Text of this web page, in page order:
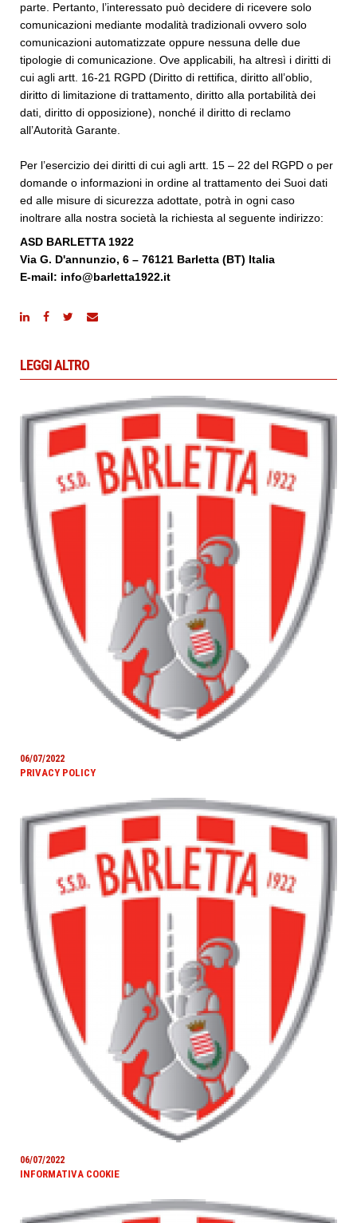
parte. Pertanto, l’interessato può decidere di ricevere solo
comunicazioni mediante modalità tradizionali ovvero solo
comunicazioni automatizzate oppure nessuna delle due
tipologie di comunicazione. Ove applicabili, ha altresì i diritti di
cui agli artt. 16-21 RGPD (Diritto di rettifica, diritto all’oblio,
diritto di limitazione di trattamento, diritto alla portabilità dei
dati, diritto di opposizione), nonché il diritto di reclamo
all’Autorità Garante.
Per l’esercizio dei diritti di cui agli artt. 15 – 22 del RGPD o per
domande o informazioni in ordine al trattamento dei Suoi dati
ed alle misure di sicurezza adottate, potrà in ogni caso
inoltrare alla nostra società la richiesta al seguente indirizzo:
ASD BARLETTA 1922
Via G. D'annunzio, 6 – 76121 Barletta (BT) Italia
E-mail: info@barletta1922.it
LEGGI ALTRO
06/07/2022
PRIVACY POLICY
06/07/2022
INFORMATIVA COOKIE